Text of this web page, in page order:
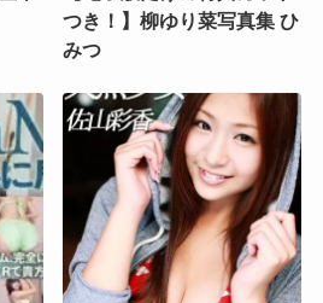
つき！】柳ゆり菜写真集 ひ
みつ